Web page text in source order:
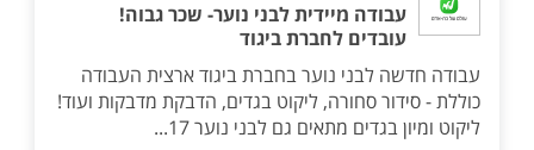
עבודה מיידית לבני נוער- שכר גבוה!
עובדים לחברת ביגוד
עבודה חדשה לבני נוער בחברת ביגוד ארצית העבודה
כוללת - סידור סחורה, ליקוט בגדים, הדבקת מדבקות ועוד!
ליקוט ומיון בגדים מתאים גם לבני נוער 17...